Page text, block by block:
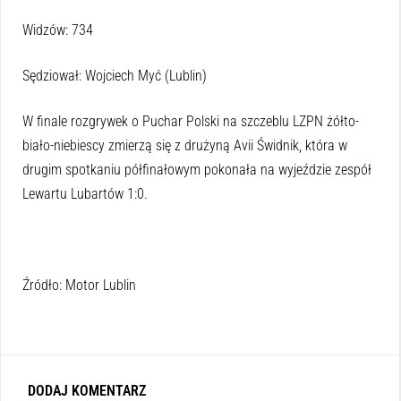
Widzów: 734
Sędziował: Wojciech Myć (Lublin)
W finale rozgrywek o Puchar Polski na szczeblu LZPN żółto-
biało-niebiescy zmierzą się z drużyną Avii Świdnik, która w
drugim spotkaniu półfinałowym pokonała na wyjeździe zespół
Lewartu Lubartów 1:0.
Źródło: Motor Lublin
DODAJ KOMENTARZ